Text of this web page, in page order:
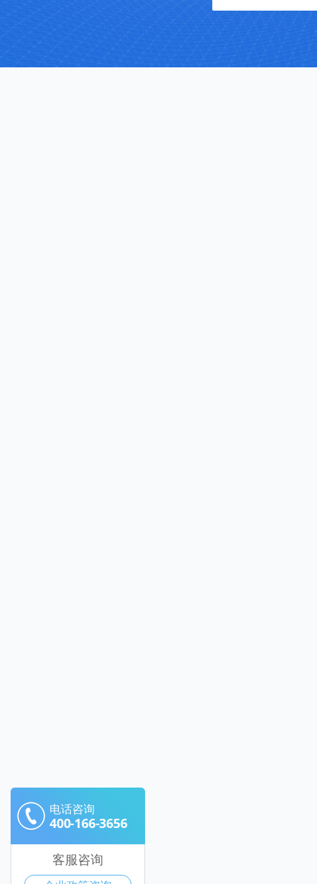
电话咨询
400-166-3656
客服咨询